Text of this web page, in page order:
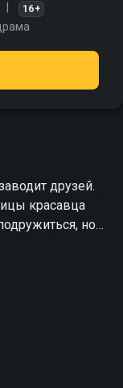
16+
друзей.
красавца
но
Мей